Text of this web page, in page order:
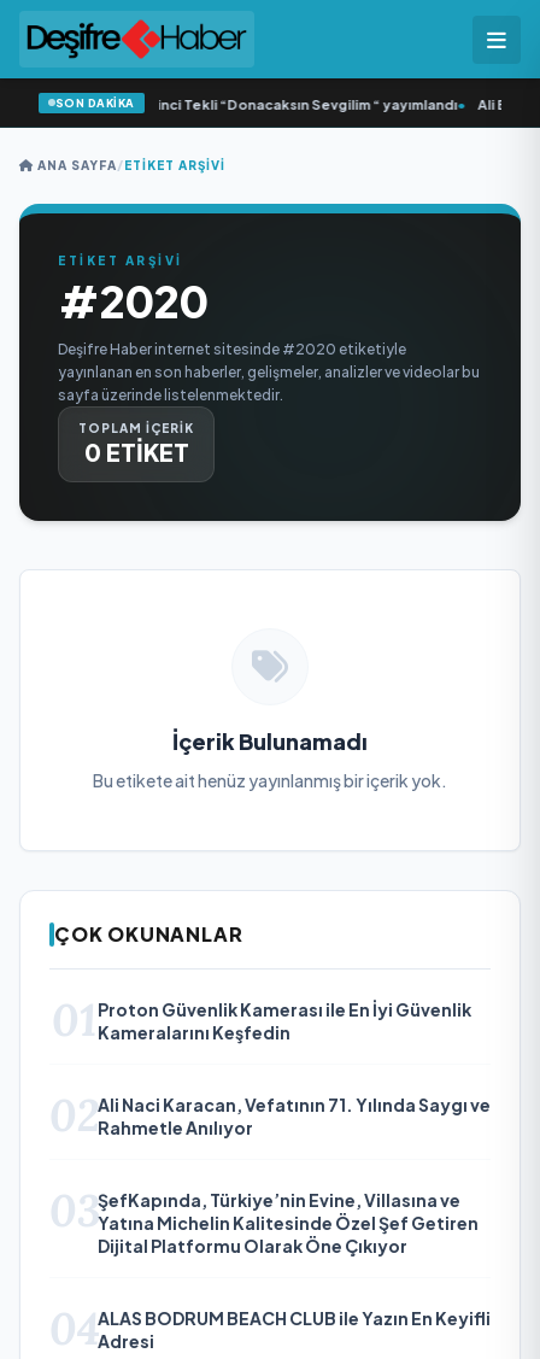
SON DAKİKA
Yonca Samlı ‘dan İkinci Tekli “Donacaksın Sevgilim “ yayımlandı• Ali Emre
ANA SAYFA/ETIKET ARŞIVI
ETİKET ARŞİVİ
#2020
Deşifre Haber internet sitesinde #2020 etiketiyle
yayınlanan en son haberler, gelişmeler, analizler ve videolar bu
sayfa üzerinde listelenmektedir.
TOPLAM İÇERİK
0 ETİKET
İçerik Bulunamadı
Bu etikete ait henüz yayınlanmış bir içerik yok.
ÇOK OKUNANLAR
01 Proton Güvenlik Kamerası ile En İyi Güvenlik
Kameralarını Keşfedin
02Ali Naci Karacan, Vefatının 71. Yılında Saygı ve
Rahmetle Anılıyor
03ŞefKapında, Türkiye’nin Evine, Villasına ve
Yatına Michelin Kalitesinde Özel Şef Getiren
Dijital Platformu Olarak Öne Çıkıyor
04ALAS BODRUM BEACH CLUB ile Yazın En Keyifli
Adresi